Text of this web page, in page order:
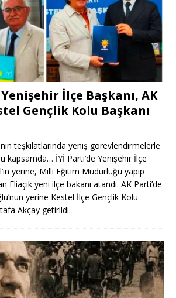
İlçe Başkanı, AK
Gençlik Kolu Başkanı
teşkilatlarında yeniş görevlendirmelerle
kapsamda… İYİ Parti’de Yenişehir İlçe
yerine, Milli Eğitim Müdürlüğü yapıp
Eliaçık yeni ilçe bakanı atandı. AK Parti’de
yerine Kestel İlçe Gençlik Kolu
Akçay getirildi.